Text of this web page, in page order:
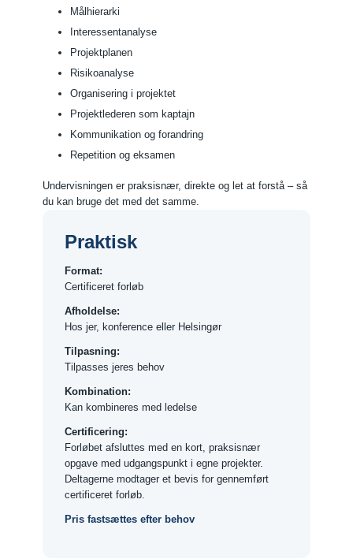
Målhierarki
Interessentanalyse
Projektplanen
Risikoanalyse
Organisering i projektet
Projektlederen som kaptajn
Kommunikation og forandring
Repetition og eksamen
Undervisningen er praksisnær, direkte og let at forstå – så
du kan bruge det med det samme.
Praktisk
Format:
Certificeret forløb
Afholdelse:
Hos jer, konference eller Helsingør
Tilpasning:
Tilpasses jeres behov
Kombination:
Kan kombineres med ledelse
Certificering:
Forløbet afsluttes med en kort, praksisnær
opgave med udgangspunkt i egne projekter.
Deltagerne modtager et bevis for gennemført
certificeret forløb.
Pris fastsættes efter behov